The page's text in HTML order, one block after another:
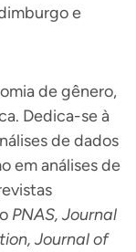
e
de gênero,
Dedica-se à
de dados
em análises de
PNAS, Journal
Journal of